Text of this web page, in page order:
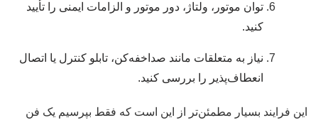
توان موتور، ولتاژ، دور موتور و الزامات ایمنی را تأیید
کنید.
نیاز به متعلقات مانند صداخفه‌کن، تابلو کنترل یا اتصال
انعطاف‌پذیر را بررسی کنید.
این فرایند بسیار مطمئن‌تر از این است که فقط بپرسیم یک فن